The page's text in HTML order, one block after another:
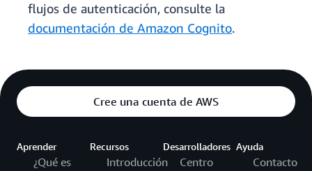
flujos de autenticación, consulte la
documentación de Amazon Cognito.
Cree una cuenta de AWS
Aprender
¿Qué es
Recursos
Introducción
Desarrolladores
Centro
Ayuda
Contacto